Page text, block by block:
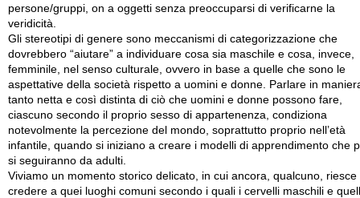
persone/gruppi, on a oggetti senza preoccuparsi di verificarne la
veridicità.
Gli stereotipi di genere sono meccanismi di categorizzazione che
dovrebbero “aiutare” a individuare cosa sia maschile e cosa, invece,
femminile, nel senso culturale, ovvero in base a quelle che sono le
aspettative della società rispetto a uomini e donne. Parlare in
tanto netta e così distinta di ciò che uomini e donne possono fare,
ciascuno secondo il proprio sesso di appartenenza, condiziona
notevolmente la percezione del mondo, soprattutto proprio nell’età
infantile, quando si iniziano a creare i modelli di apprendimento che
si seguiranno da adulti.
Viviamo un momento storico delicato, in cui ancora, qualcuno, riesce
credere a quei luoghi comuni secondo i quali i cervelli maschili e